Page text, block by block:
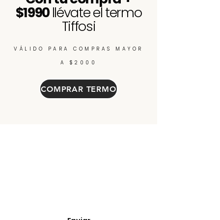
$1990llévate el termo
Tiffosi
VÁLIDO PARA COMPRAS MAYOR
A $2000
COMPRAR TERMO